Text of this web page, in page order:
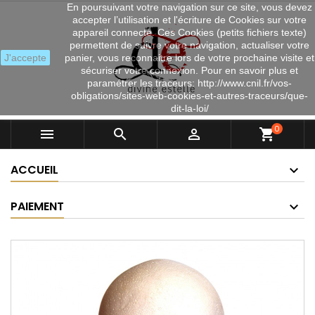
   shopping_cart0
ACCUEIL
PAIEMENT
J'accepte
En poursuivant votre navigation sur ce site, vous devez
accepter l’utilisation et l'écriture de Cookies sur votre
appareil connecté. Ces Cookies (petits fichiers texte)
permettent de suivre votre navigation, actualiser votre
panier, vous reconnaitre lors de votre prochaine visite et
sécuriser votre connexion. Pour en savoir plus et
paramétrer les traceurs: http://www.cnil.fr/vos-
obligations/sites-web-cookies-et-autres-traceurs/que-
dit-la-loi/